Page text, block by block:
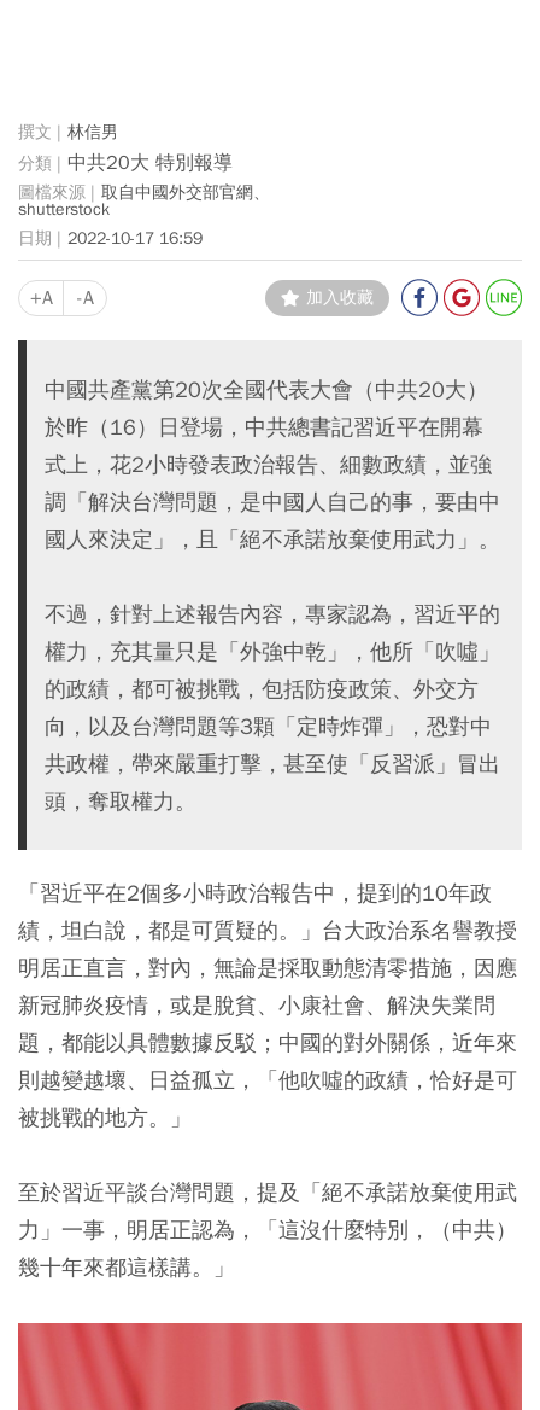
林信男
中共20大 特別報導
取自中國外交部官網、
shutterstock
2022-10-17 16:59
+A -A 加入收藏
中國共產黨第20次全國代表大會（中共20大）
於昨（16）日登場，中共總書記習近平在開幕
式上，花2小時發表政治報告、細數政績，並強
調「解決台灣問題，是中國人自己的事，要由中
國人來決定」，且「絕不承諾放棄使用武力」。
不過，針對上述報告內容，專家認為，習近平的
權力，充其量只是「外強中乾」，他所「吹噓」
的政績，都可被挑戰，包括防疫政策、外交方
向，以及台灣問題等3顆「定時炸彈」，恐對中
共政權，帶來嚴重打擊，甚至使「反習派」冒出
頭，奪取權力。
「習近平在2個多小時政治報告中，提到的10年政
績，坦白說，都是可質疑的。」 台大政治系名譽教授
明居正直言，對內，無論是採取動態清零措施，因應
新冠肺炎疫情，或是脫貧、小康社會、解決失業問
題，都能以具體數據反駁；中國的對外關係，近年來
則越變越壞、日益孤立，
「他吹噓的政績，恰好是可
被挑戰的地方。」
至於習近平談台灣問題，提及「絕不承諾放棄使用武
力」一事，明居正認為，
「這沒什麼特別，（中共）
幾十年來都這樣講。」